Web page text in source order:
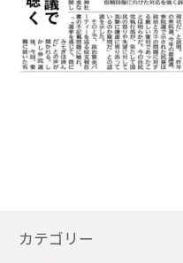
カテゴリー